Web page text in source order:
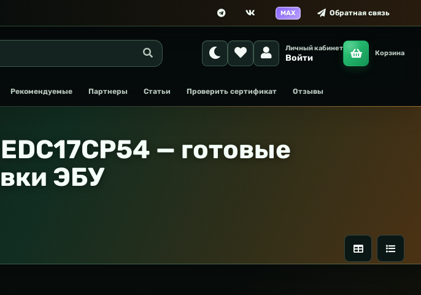
MAX Обратная связь
Личный кабинет
Войти Корзина
Рекомендуемые Партнеры Статьи Проверить сертификат Отзывы
— готовые
ЭБУ